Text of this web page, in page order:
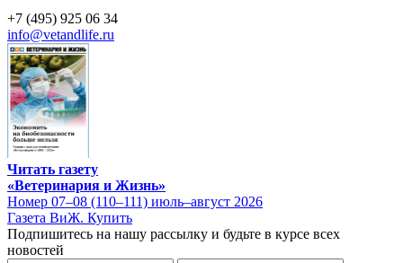
+7 (495) 925 06 34
info@vetandlife.ru
Читать газету
«Ветеринария и Жизнь»
Номер 07–08 (110–111) июль–август 2026
Газета ВиЖ. Купить
Подпишитесь на нашу рассылку и будьте в курсе всех
новостей